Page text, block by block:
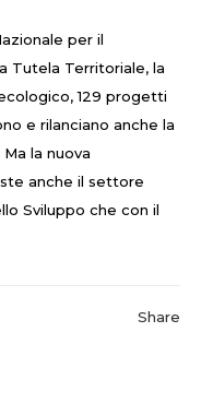
per il
Tutela Territoriale, la
129 progetti
e rilanciano anche la
la nuova
anche il settore
Sviluppo che con il
Share